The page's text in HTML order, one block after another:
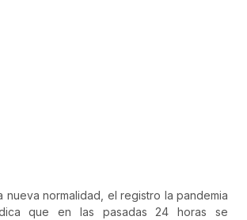
nueva normalidad, el registro la pandemia
que en las pasadas 24 horas se